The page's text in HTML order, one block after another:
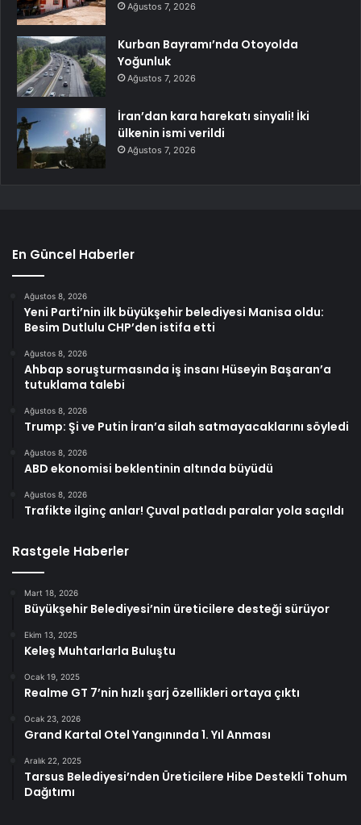
Ağustos 7, 2026
Kurban Bayramı’nda Otoyolda
Yoğunluk
Ağustos 7, 2026
İran’dan kara harekatı sinyali! İki
ülkenin ismi verildi
Ağustos 7, 2026
En Güncel Haberler
Ağustos 8, 2026
Yeni Parti’nin ilk büyükşehir belediyesi Manisa oldu:
Besim Dutlulu CHP’den istifa etti
Ağustos 8, 2026
Ahbap soruşturmasında iş insanı Hüseyin Başaran’a
tutuklama talebi
Ağustos 8, 2026
Trump: Şi ve Putin İran’a silah satmayacaklarını söyledi
Ağustos 8, 2026
ABD ekonomisi beklentinin altında büyüdü
Ağustos 8, 2026
Trafikte ilginç anlar! Çuval patladı paralar yola saçıldı
Rastgele Haberler
Mart 18, 2026
Büyükşehir Belediyesi’nin üreticilere desteği sürüyor
Ekim 13, 2025
Keleş Muhtarlarla Buluştu
Ocak 19, 2025
Realme GT 7’nin hızlı şarj özellikleri ortaya çıktı
Ocak 23, 2026
Grand Kartal Otel Yangınında 1. Yıl Anması
Aralık 22, 2025
Tarsus Belediyesi’nden Üreticilere Hibe Destekli Tohum
Dağıtımı